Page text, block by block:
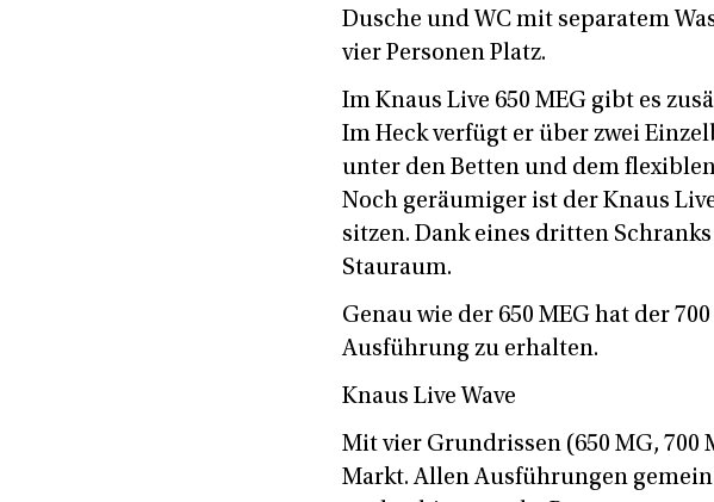
Dusche und WC mit separatem
vier Personen Platz.
Im Knaus Live 650 MEG gibt es
Im Heck verfügt er über zwei
unter den Betten und dem
Noch geräumiger ist der Knaus
sitzen. Dank eines dritten
Stauraum.
Genau wie der 650 MEG hat der
Ausführung zu erhalten.
Knaus Live Wave
Mit vier Grundrissen (650 MG, 700
Markt. Allen Ausführungen